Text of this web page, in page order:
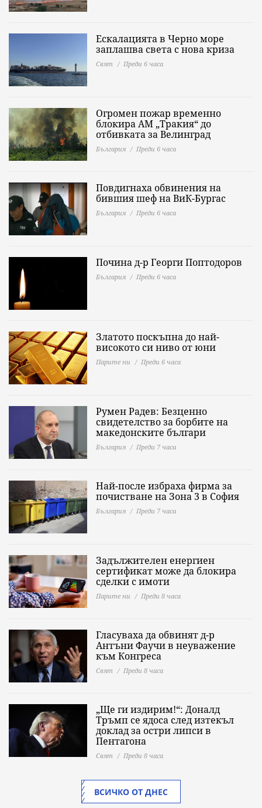
Ескалацията в Черно море
заплашва света с нова криза
Свят Преди 6 часа
Огромен пожар временно
блокира АМ „Тракия“ до
отбивката за Велинград
България Преди 6 часа
Повдигнаха обвинения на
бившия шеф на ВиК-Бургас
България Преди 6 часа
Почина д-р Георги Поптодоров
България Преди 6 часа
Златото поскъпна до най-
високото си ниво от юни
Парите ни Преди 6 часа
Румен Радев: Безценно
свидетелство за борбите на
македонските българи
България Преди 7 часа
Най-после избраха фирма за
почистване на Зона 3 в София
България Преди 7 часа
Задължителен енергиен
сертификат може да блокира
сделки с имоти
Парите ни Преди 8 часа
Гласуваха да обвинят д-р
Антъни Фаучи в неуважение
към Конгреса
Свят Преди 8 часа
„Ще ги издирим!“: Доналд
Тръмп се ядоса след изтекъл
доклад за остри липси в
Пентагона
Свят Преди 8 часа
ВСИЧКО ОТ ДНЕС